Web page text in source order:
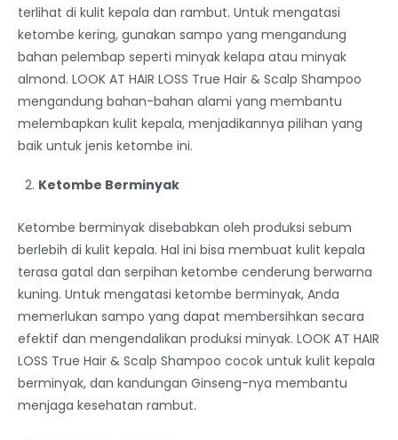
terlihat di kulit kepala dan rambut. Untuk mengatasi
ketombe kering, gunakan sampo yang mengandung
bahan pelembap seperti minyak kelapa atau minyak
almond. LOOK AT HAIR LOSS True Hair & Scalp Shampoo
mengandung bahan-bahan alami yang membantu
melembapkan kulit kepala, menjadikannya pilihan yang
baik untuk jenis ketombe ini.
Ketombe Berminyak
Ketombe berminyak disebabkan oleh produksi sebum
berlebih di kulit kepala. Hal ini bisa membuat kulit kepala
terasa gatal dan serpihan ketombe cenderung berwarna
kuning. Untuk mengatasi ketombe berminyak, Anda
memerlukan sampo yang dapat membersihkan secara
efektif dan mengendalikan produksi minyak. LOOK AT HAIR
LOSS True Hair & Scalp Shampoo cocok untuk kulit kepala
berminyak, dan kandungan Ginseng-nya membantu
menjaga kesehatan rambut.